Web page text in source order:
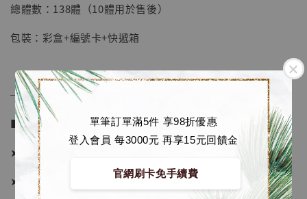
單筆訂單滿5件 享98折優惠
登入會員 每3000元 再享15元回饋金
官網刷卡免手續費
總體數：138體（10體用於售後）
包裝：彩盒+編號卡+快遞箱
──────────────
■ 販售資訊：
➤ 鳴人價格 2480元 (訂金1280)
➤ 佐助價格 2480元 (訂金1280)